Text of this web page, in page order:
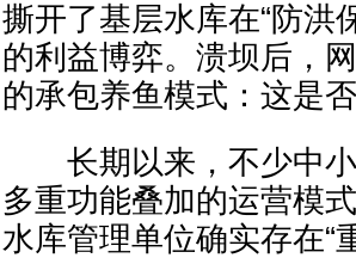
撕开了基层水库在“防洪
的利益博弈。溃坝后，
的承包养鱼模式：这是
长期以来，不少中小
多重功能叠加的运营模
水库管理单位确实存在“